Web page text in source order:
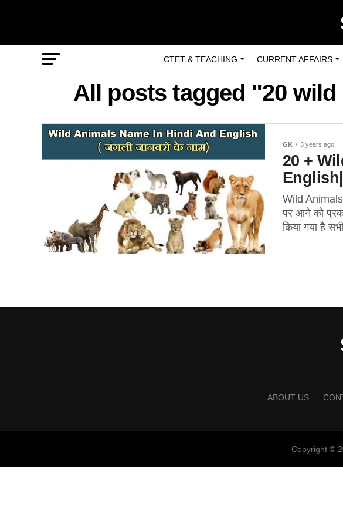
CTET & TEACHING CURRENT AFFAIRS
All posts tagged "20
GK 3 years ago
20 +
Wild Animals
पर आने को
किया गया है
ABOUT US
Copyright ©